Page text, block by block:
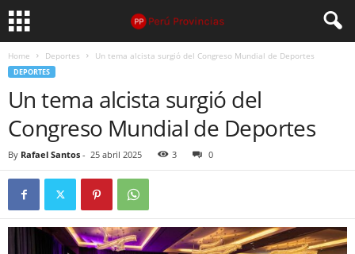
Home Deportes Un tema alcista surgió del Congreso Mundial de Deportes
DEPORTES
Un tema alcista surgió del
Congreso Mundial de Deportes
By Rafael Santos - 25 abril 2025 3 0